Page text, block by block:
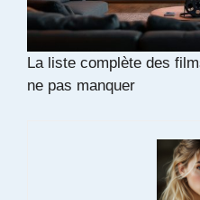
La liste complète des
ne pas manquer